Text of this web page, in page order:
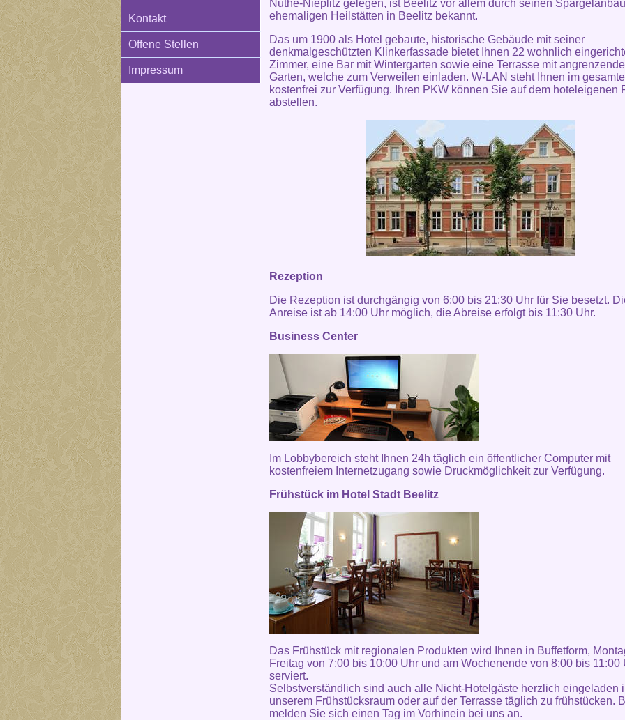
Kontakt
Offene Stellen
Impressum
Nuthe-Nieplitz gelegen, ist Beelitz vor allem durch seinen
ehemaligen Heilstätten in Beelitz bekannt.
Das um 1900 als Hotel gebaute, historische Gebäude mit seiner
denkmalgeschützten Klinkerfassade bietet Ihnen 22 wohnlich
Zimmer, eine Bar mit Wintergarten sowie eine Terrasse mit
Garten, welche zum Verweilen einladen. W-LAN steht Ihnen im
kostenfrei zur Verfügung. Ihren PKW können Sie auf dem hoteleigenen
abstellen.
Rezeption
Die Rezeption ist durchgängig von 6:00 bis 21:30 Uhr für Sie besetzt.
Anreise ist ab 14:00 Uhr möglich, die Abreise erfolgt bis 11:30 Uhr.
Business Center
Im Lobbybereich steht Ihnen 24h täglich ein öffentlicher Computer mit
kostenfreiem Internetzugang sowie Druckmöglichkeit zur Verfügung.
Frühstück im Hotel Stadt Beelitz
Das Frühstück mit regionalen Produkten wird Ihnen in Buffetform,
Freitag von 7:00 bis 10:00 Uhr und am Wochenende von 8:00 bis 11:00
serviert.
Selbstverständlich sind auch alle Nicht-Hotelgäste herzlich eingeladen
unserem Frühstücksraum oder auf der Terrasse täglich zu frühstücken.
melden Sie sich einen Tag im Vorhinein bei uns an.